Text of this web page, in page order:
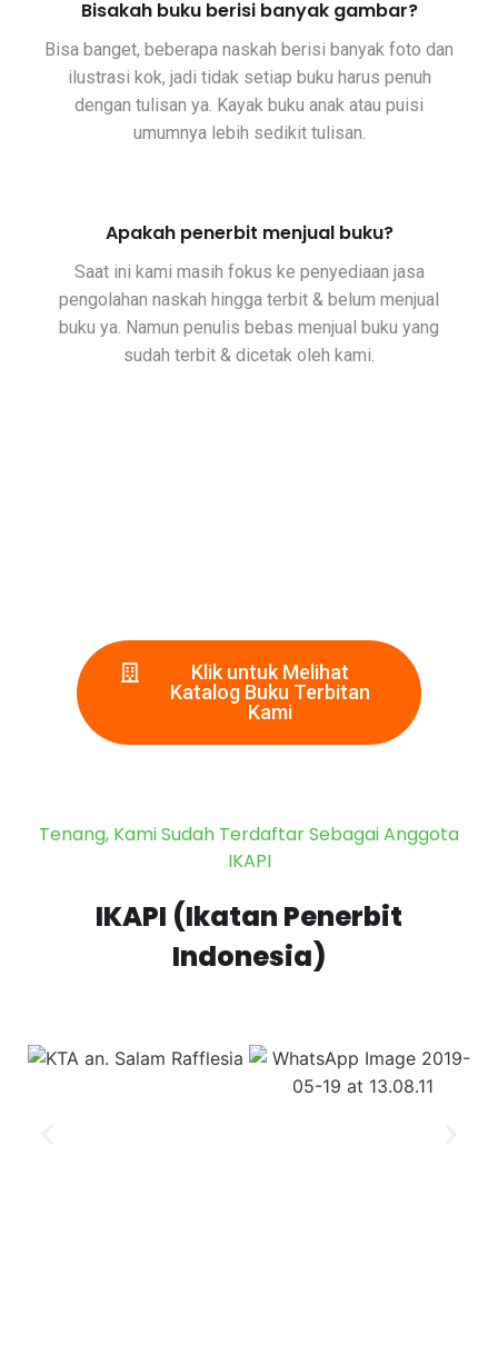
Bisakah buku berisi banyak gambar?
Bisa banget, beberapa naskah berisi banyak foto dan
ilustrasi kok, jadi tidak setiap buku harus penuh
dengan tulisan ya. Kayak buku anak atau puisi
umumnya lebih sedikit tulisan.
Apakah penerbit menjual buku?
Saat ini kami masih fokus ke penyediaan jasa
pengolahan naskah hingga terbit & belum menjual
buku ya. Namun penulis bebas menjual buku yang
sudah terbit & dicetak oleh kami.
Klik untuk Melihat
Katalog Buku Terbitan
Kami
Tenang, Kami Sudah Terdaftar Sebagai Anggota
IKAPI​
IKAPI (Ikatan Penerbit
Indonesia)